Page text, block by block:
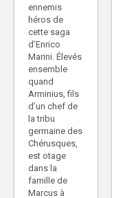
ennemis
héros de
cette saga
d’Enrico
Marini. Élevés
ensemble
quand
Arminius, fils
d’un chef de
la tribu
germaine des
Chérusques,
est otage
dans la
famille de
Marcus à